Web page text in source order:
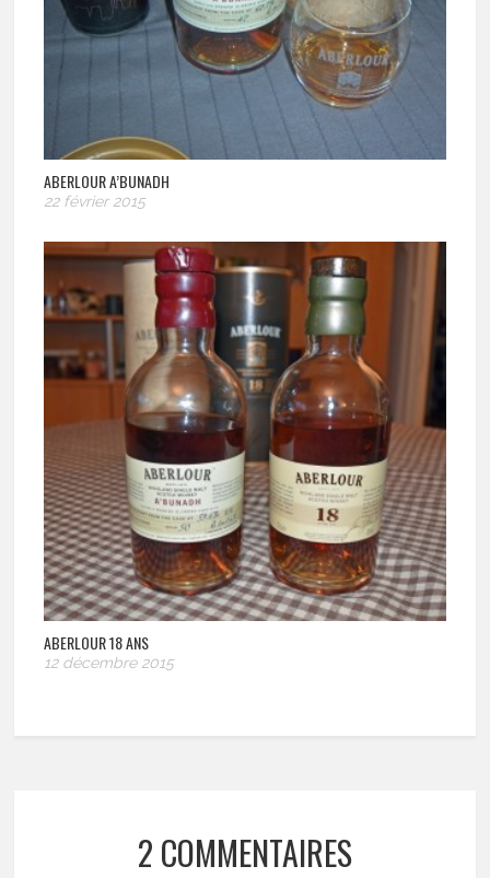
ABERLOUR A’BUNADH
22 février 2015
ABERLOUR 18 ANS
12 décembre 2015
2 COMMENTAIRES